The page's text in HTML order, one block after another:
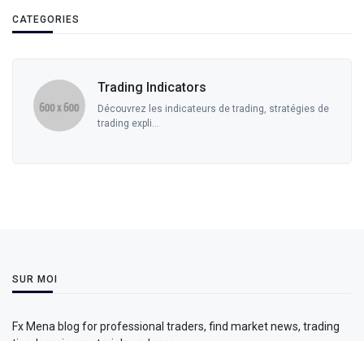
CATEGORIES
Trading Indicators
Découvrez les indicateurs de trading, stratégies de
trading expli...
SUR MOI
Fx Mena blog for professional traders, find market news, trading